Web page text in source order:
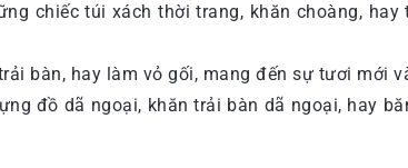
chiếc túi xách thời trang, khăn choàng,
bàn, hay làm vỏ gối, mang đến sự tươi mới
đồ dã ngoại, khăn trải bàn dã ngoại, hay